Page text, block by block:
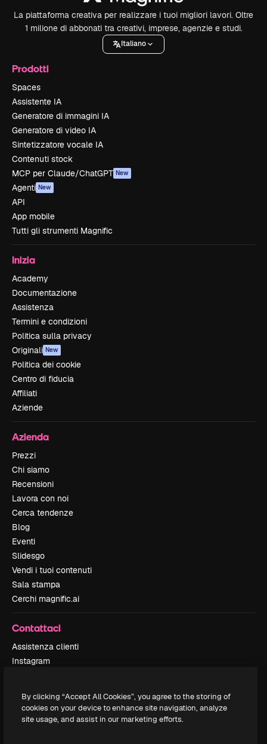
La piattaforma creativa per realizzare i tuoi migliori lavori. Oltre
1 milione di abbonati tra creativi, imprese, agenzie e studi.
Italiano
Prodotti
Spaces
Assistente IA
Generatore di immagini IA
Generatore di video IA
Sintetizzatore vocale IA
Contenuti stock
MCP per Claude/ChatGPT New
Agenti New
API
App mobile
Tutti gli strumenti Magnific
Inizia
Academy
Documentazione
Assistenza
Termini e condizioni
Politica sulla privacy
Originali New
Politica dei cookie
Centro di fiducia
Affiliati
Aziende
Azienda
Prezzi
Chi siamo
Recensioni
Lavora con noi
Cerca tendenze
Blog
Eventi
Slidesgo
Vendi i tuoi contenuti
Sala stampa
Cerchi magnific.ai
Contattaci
Assistenza clienti
Instagram
TikTok
Discord
By clicking “Accept All Cookies”, you agree to the storing of
cookies on your device to enhance site navigation, analyze
site usage, and assist in our marketing efforts.